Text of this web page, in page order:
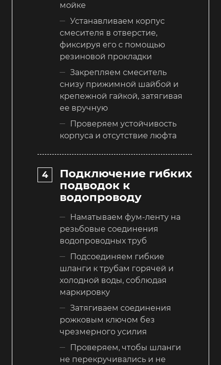
мойке
Устанавливаем корпус
смесителя в отверстие,
фиксируя его с помощью
резиновой прокладки
Закрепляем смеситель
снизу прижимной шайбой и
крепежной гайкой, затягивая
ее вручную
Проверяем устойчивость
корпуса и отсутствие люфта
Подключение гибких
подводок к
водопроводу
Наматываем фум-ленту на
резьбовые соединения
водопроводных труб
Подсоединяем гибкие
шланги к трубам горячей и
холодной воды, соблюдая
маркировку
Затягиваем соединения
рожковым ключом без
чрезмерного усилия
Проверяем, чтобы шланги
не перекручивались и не